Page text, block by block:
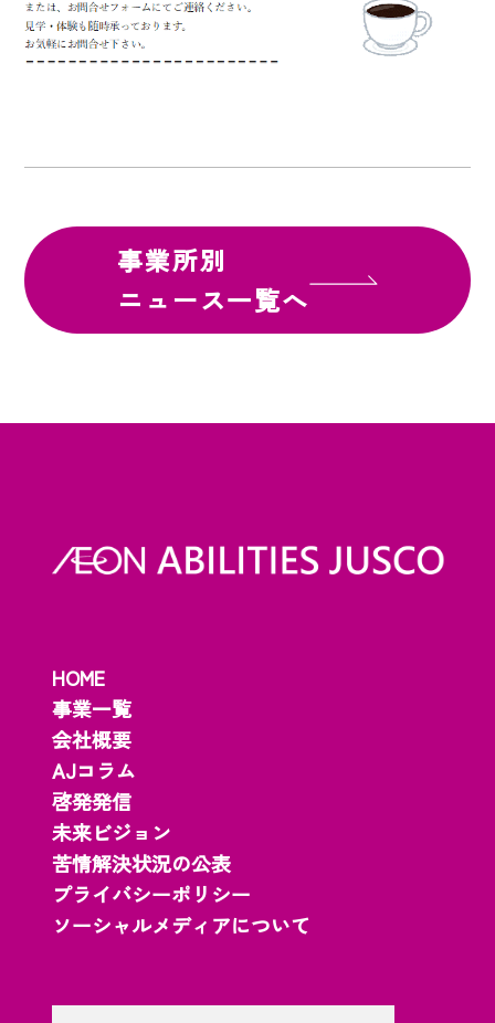
事業所別
ニュース一覧へ
HOME
事業一覧
会社概要
AJコラム
啓発発信
未来ビジョン
苦情解決状況の公表
プライバシーポリシー
ソーシャルメディアについて